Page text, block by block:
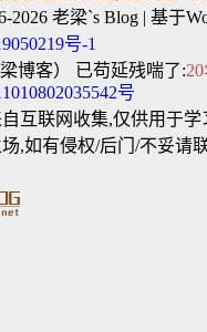
2026 老梁`s Blog | 基于
号-1
博客） 已苟延残喘了:
号
互联网收集,仅供用于
,如有侵权/后门/不妥请